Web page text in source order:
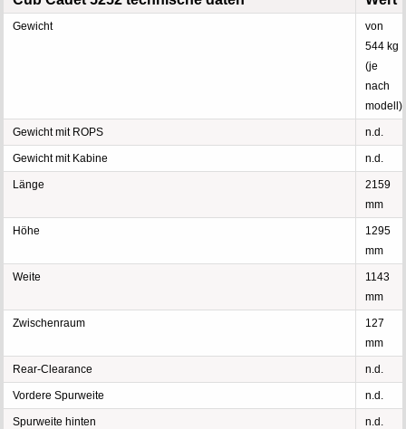
Gewicht
von
544 kg
(je
nach
modell)
Gewicht mit ROPS n.d.
Gewicht mit Kabine n.d.
Länge
2159
mm
Höhe
1295
mm
Weite
1143
mm
Zwischenraum
127
mm
Rear-Clearance n.d.
Vordere Spurweite n.d.
Spurweite hinten n.d.